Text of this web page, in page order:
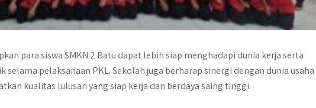
para siswa SMKN 2 Batu dapat lebih siap menghadapi dunia kerja serta
pelaksanaan PKL. Sekolah juga berharap sinergi dengan dunia usaha
kualitas lulusan yang siap kerja dan berdaya saing tinggi.